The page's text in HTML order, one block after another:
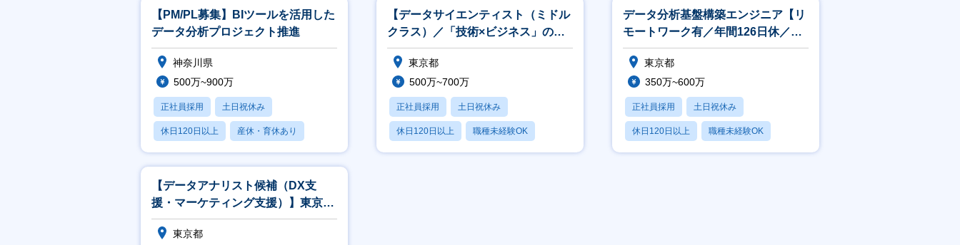
【PM/PL募集】BIツールを活用した
データ分析プロジェクト推進
神奈川県
500万~900万
正社員採用 土日祝休み
休日120日以上 産休・育休あり
月残業20時間以内
【データサイエンティスト（ミドル
クラス）／「技術×ビジネス」の両
軸で成長！】東京・神奈川
東京都
500万~700万
正社員採用 土日祝休み
休日120日以上 職種未経験OK
産休・育休あり
データ分析基盤構築エンジニア【リ
モートワーク有／年間126日休／リ
モート／残業15h】
東京都
350万~600万
正社員採用 土日祝休み
休日120日以上 職種未経験OK
産休・育休あり
【データアナリスト候補（DX支
援・マーケティング支援）】東京・
神奈川勤務
東京都